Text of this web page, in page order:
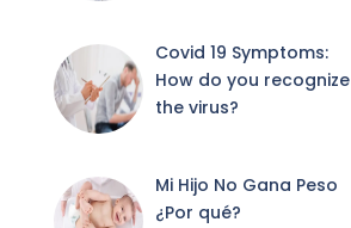
Covid 19 Symptoms:
How do you recognize
the virus?
Mi Hijo No Gana Peso
¿Por qué?